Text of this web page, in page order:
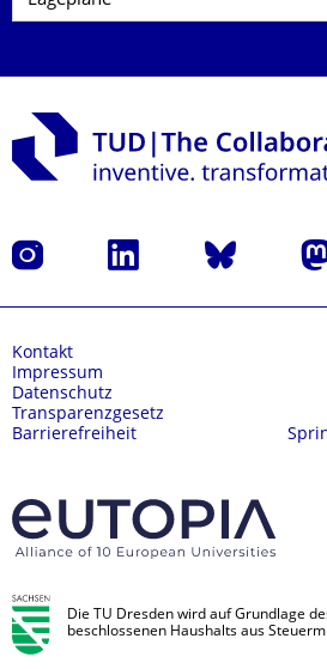
Instagram LinkedIn Bluesky
Kontakt
Impressum
Datenschutz
Transparenzgesetz
Barrierefreiheit
Die TU Dresden wird auf Grundlage
beschlossenen Haushalts aus